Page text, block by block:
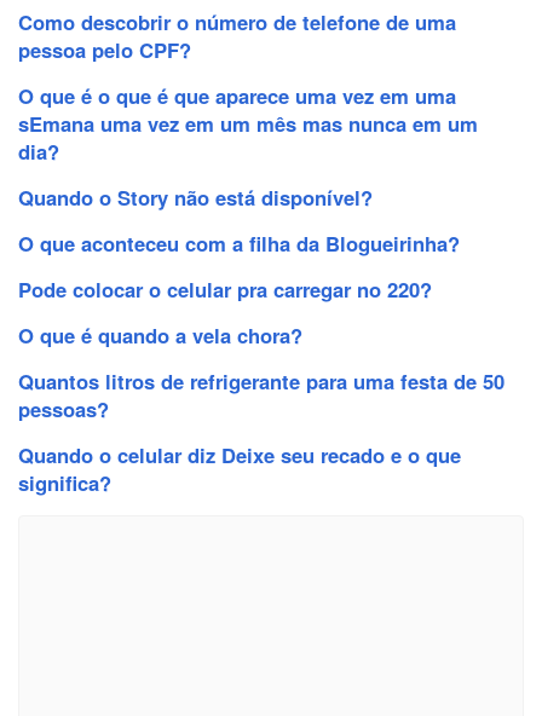
Como descobrir o número de telefone de uma
pessoa pelo CPF?
O que é o que é que aparece uma vez em uma
sEmana uma vez em um mês mas nunca em um
dia?
Quando o Story não está disponível?
O que aconteceu com a filha da Blogueirinha?
Pode colocar o celular pra carregar no 220?
O que é quando a vela chora?
Quantos litros de refrigerante para uma festa de 50
pessoas?
Quando o celular diz Deixe seu recado e o que
significa?